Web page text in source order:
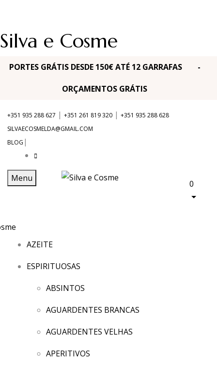
Silva e Cosme
PORTES GRÁTIS DESDE 150€ ATÉ 12 GARRAFAS -
ORÇAMENTOS GRÁTIS
+351 935 288 627 | +351 261 819 320 | +351 935 288 628
SILVAECOSMELDA@GMAIL.COM
BLOG |
Menu
0
AZEITE
ESPIRITUOSAS
ABSINTOS
AGUARDENTES BRANCAS
AGUARDENTES VELHAS
APERITIVOS